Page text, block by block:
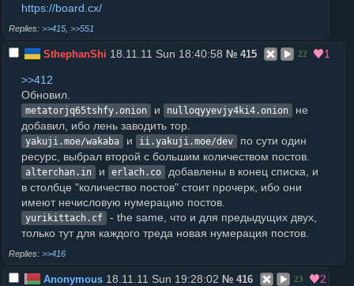
https://board.cx/
>>415 >>551
SthephanShi 18.11.11 Sun 18:40:58 № 415 22 1
>>412
Обновил.
metatorjq65tshfy.onion и nulloqyyevjy4ki4.onion
не
добавил, ибо лень заводить тор.
yakuji.moe/wakaba и ii.yakuji.moe/dev
по сути один
ресурс, выбрал второй с большим количеством постов.
alterchan.in и erlach.co
добавлены в конец списка, и
в столбце "количество постов" стоит прочерк, ибо они
имеют нечисловую нумерацию постов.
yurikittach.cf
- the same, что и для предыдущих двух,
только тут для каждого треда новая нумерация постов.
>>416
Anonymous18.11.11 Sun 19:28:02 № 416 23 2